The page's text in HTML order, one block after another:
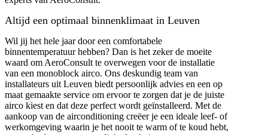
Altijd een optimaal binnenklimaat in Leuven
Wil jij het hele jaar door een comfortabele
binnentemperatuur hebben? Dan is het zeker de moeite
waard om AeroConsult te overwegen voor de installatie
van een monoblock airco. Ons deskundig team van
installateurs uit Leuven biedt persoonlijk advies en een op
maat gemaakte service om ervoor te zorgen dat je de juiste
airco kiest en dat deze perfect wordt geïnstalleerd. Met de
aankoop van de airconditioning creëer je een ideale leef- of
werkomgeving waarin je het nooit te warm of te koud hebt,